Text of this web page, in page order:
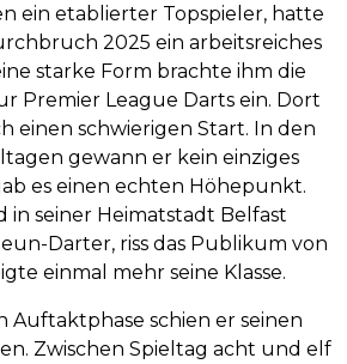
ein etablierter Topspieler, hatte
2025 ein arbeitsreiches
starke Form brachte ihm die
Premier League Darts ein. Dort
einen schwierigen Start. In den
gewann er kein einziges
es einen echten Höhepunkt.
in seiner Heimatstadt Belfast
Darter, riss das Publikum von
einmal mehr seine Klasse.
Auftaktphase schien er seinen
Zwischen Spieltag acht und elf